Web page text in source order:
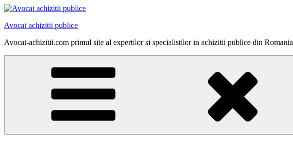
Skip
content
Avocat achizitii publice
Avocat-achizitii.com primul site al expertilor si specialistilor in achizitii publice din Romania